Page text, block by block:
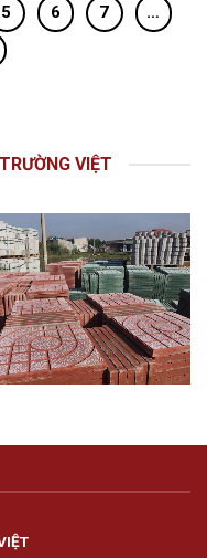
5 6 7
…
VIỆT